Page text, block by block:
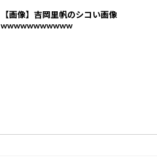
【画像】吉岡里帆のシコい画像
wwwwwwwwwww